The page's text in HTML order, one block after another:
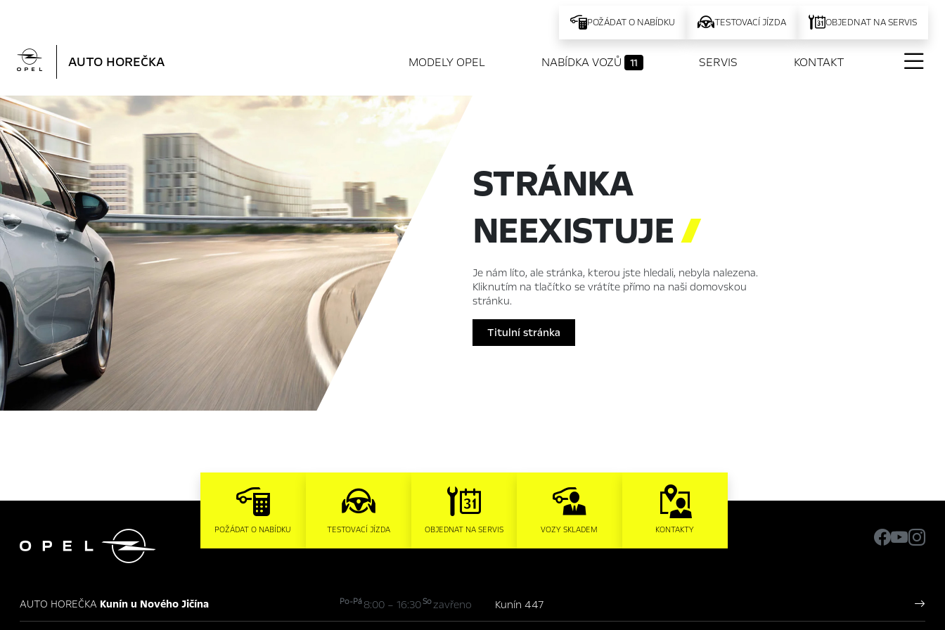
POŽÁDAT O NABÍDKU TESTOVACÍ JÍZDA OBJEDNAT NA SERVIS
 AUTO HOREČKA MODELY OPEL NABÍDKA VOZŮ 11 SERVIS KONTAKT
STRÁNKA
NEEXISTUJE
Je nám líto, ale stránka, kterou jste hledali, nebyla nalezena.
Kliknutím na tlačítko se vrátíte přímo na naši domovskou
stránku.
Titulní stránka
 POŽÁDAT O NABÍDKU TESTOVACÍ JÍZDA OBJEDNAT NA SERVIS VOZY SKLADEM KONTAKTY
AUTO HOREČKA Kunín u Nového Jičína Po-Pá8:00 – 16:30Sozavřeno Kunín 447